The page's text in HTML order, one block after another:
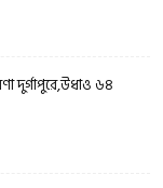
দুর্গাপুরে,উধাও ৬৪